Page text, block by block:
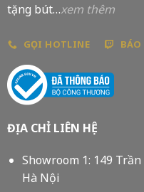
tặng bút…xem thêm
GỌI HOTLINE
ĐỊA CHỈ LIÊN HỆ
Showroom 1: 149
Hà Nội